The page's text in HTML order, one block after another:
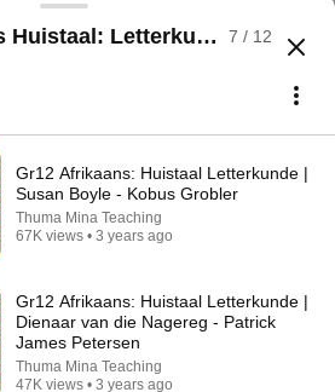
Letterkunde | 'n Briefie
Huistaal: Letterkunde7 / 12
Gr12 Afrikaans: Huistaal Letterkunde |
Susan Boyle - Kobus Grobler
Thuma Mina Teaching
67K views • 3 years ago
Gr12 Afrikaans: Huistaal Letterkunde |
Dienaar van die Nagereg - Patrick
James Petersen
Thuma Mina Teaching
47K views • 3 years ago